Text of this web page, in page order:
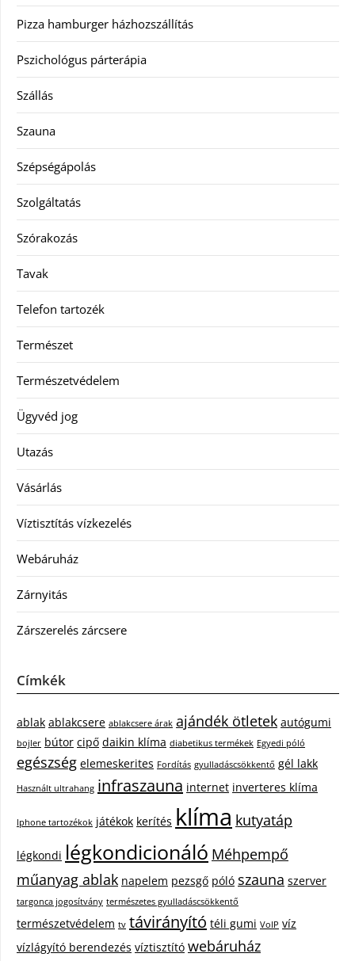
Pizza hamburger házhozszállítás
Pszichológus párterápia
Szállás
Szauna
Szépségápolás
Szolgáltatás
Szórakozás
Tavak
Telefon tartozék
Természet
Természetvédelem
Ügyvéd jog
Utazás
Vásárlás
Víztisztítás vízkezelés
Webáruház
Zárnyitás
Zárszerelés zárcsere
Címkék
ablak ablakcsere ablakcsere árak ajándék ötletek autógumi
bojler bútor cipő daikin klíma diabetikus termékek Egyedi póló
egészség elemeskerites Fordítás gyulladáscsökkentő gél lakk
Használt ultrahang infraszauna internet inverteres klíma
Iphone tartozékok játékok kerítés klíma kutyatáp
légkondi légkondicionáló Méhpempő
műanyag ablak napelem pezsgő póló szauna szerver
targonca jogosítvány természetes gyulladáscsökkentő
természetvédelem tv távirányító téli gumi VoIP víz
vízlágyító berendezés víztisztító webáruház